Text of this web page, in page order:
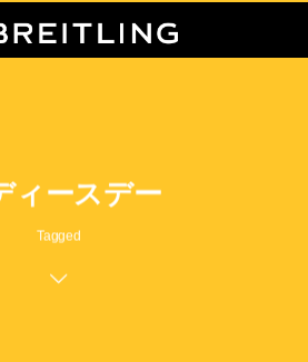
ィースデー
Tagged